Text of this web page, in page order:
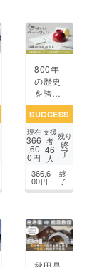
生！
800年
の歴史
を誇る
川連漆
器を救
いた
い！新
商品開
発で産
地を盛
り上げ
ト
SUCCESS
現在
366
,60
0円
支援
者
46
人
残り
終
了
366,6
00円
終
了